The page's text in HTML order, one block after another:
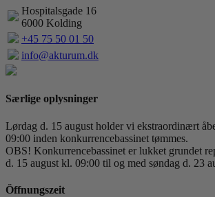
Hospitalsgade 16
6000 Kolding
+45 75 50 01 50
info@akturum.dk
Særlige oplysninger
Lørdag d. 15 august holder vi ekstraordinært
09:00 inden konkurrencebassinet tømmes.
OBS! Konkurrencebassinet er lukket grundet
d. 15 august kl. 09:00 til og med søndag d. 23
Öffnungszeit